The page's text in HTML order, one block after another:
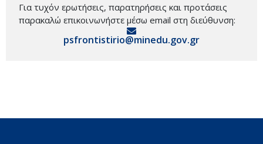
Για τυχόν ερωτήσεις, παρατηρήσεις και προτάσεις
παρακαλώ επικοινωνήστε μέσω email στη διεύθυνση:
psfrontistirio@minedu.gov.gr